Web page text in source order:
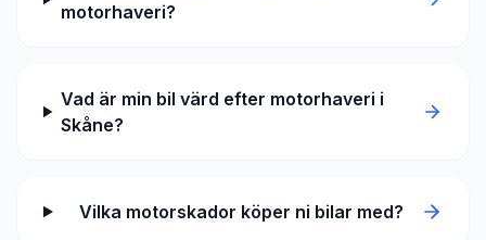
motorhaveri?
Vad är min bil värd efter motorhaveri i
Skåne?
Vilka motorskador köper ni bilar med?